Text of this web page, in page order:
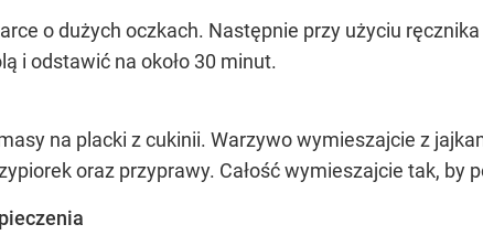
o dużych oczkach. Następnie przy użyciu
i odstawić na około 30 minut.
na placki z cukinii. Warzywo wymieszajcie z
oraz przyprawy. Całość wymieszajcie tak, by